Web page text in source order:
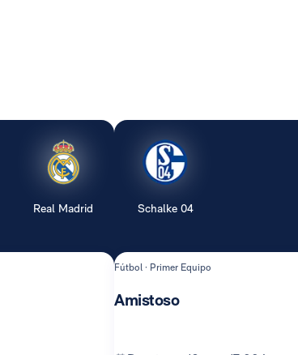
Real Madrid Schalke 04
Fútbol · Primer Equipo
Amistoso